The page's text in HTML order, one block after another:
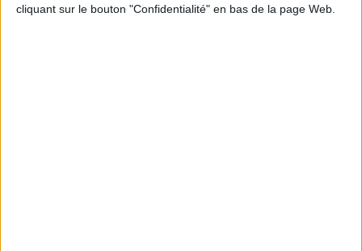
cliquant sur le bouton "Confidentialité" en bas de la page Web.